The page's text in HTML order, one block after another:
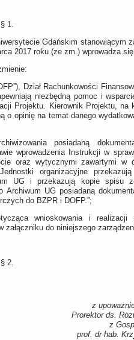
§ 1.
Gdańskim stanowiącym
2017 roku (ze zm.) wprowadza
Dział Rachunkowości
niezbędną pomoc i
Projektu. Kierownik Projektu, na
opinię na temat danego
posiadaną
wprowadzenia Instrukcji w
oraz wytycznymi zawartymi w
organizacyjne
UG i przekazują kopie spisu
UG posiadaną
do BZPR i DOFP.”;
wnioskowania i realizacji
załączniku do niniejszego
§ 2.
z
Prorektor ds.
z
prof. dr hab.